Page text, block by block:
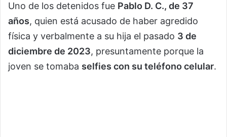
Uno de los detenidos fue Pablo D. C., de 37
años, quien está acusado de haber agredido
física y verbalmente a su hija el pasado 3 de
diciembre de 2023, presuntamente porque la
joven se tomaba selfies con su teléfono celular.